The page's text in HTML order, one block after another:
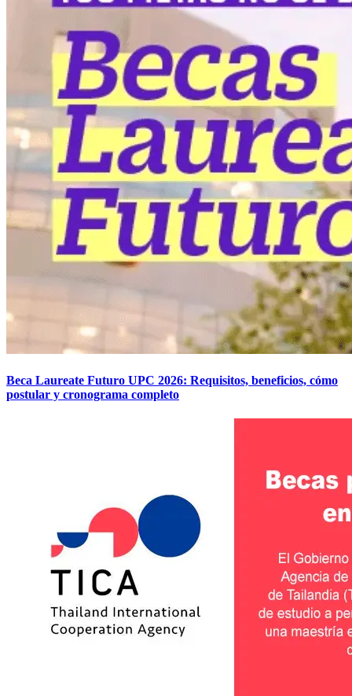
Beca Laureate Futuro UPC 2026: Requisitos, beneficios, cómo
postular y cronograma completo